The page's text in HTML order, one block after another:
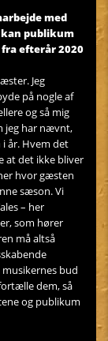
med
kan publikum
efterår 2020
Jeg
på nogle af
og så mig
jeg har nævnt,
år. Hvem det
at det ikke bliver
hvor gæsten
sæson. Vi
– her
som hører
må altså
bud
dem, så
og publikum